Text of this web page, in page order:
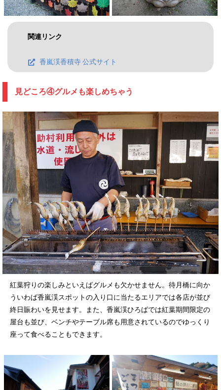
関連リンク
香嵐渓香積寺 公式サイト
見どころ④グルメも楽しめちゃう
紅葉狩りの楽しみといえばグルメも欠かせません。待月橋に向か
ういわば香嵐渓スポットの入り口に当たるエリアでは各店が並び
終日賑わいを見せます。また、香嵐渓ひろばでは紅葉期間限定の
屋台も並び、ベンチやテーブル席も用意されているのでゆっくり
座って食べることもできます。